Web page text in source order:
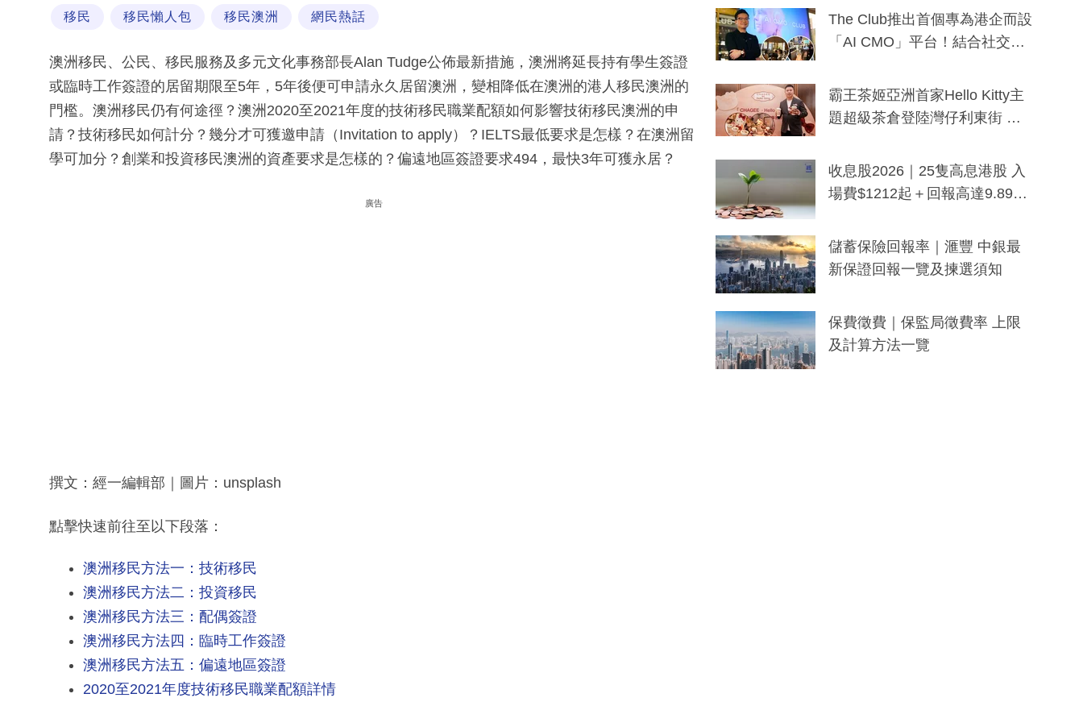
移民 移民懶人包 移民澳洲 網民熱話
澳洲移民、公民、移民服務及多元文化事務部長Alan Tudge公佈最新措施，澳洲將延長持有學生簽證
或臨時工作簽證的居留期限至5年，5年後便可申請永久居留澳洲，變相降低在澳洲的港人移民澳洲的
門檻。澳洲移民仍有何途徑？澳洲2020至2021年度的技術移民職業配額如何影響技術移民澳洲的申
請？技術移民如何計分？幾分才可獲邀申請（Invitation to apply）？IELTS最低要求是怎樣？在澳洲留
學可加分？創業和投資移民澳洲的資產要求是怎樣的？偏遠地區簽證要求494，最快3年可獲永居？
廣告
撰文：經一編輯部｜圖片：unsplash
點擊快速前往至以下段落：
澳洲移民方法一：技術移民
澳洲移民方法二：投資移民
澳洲移民方法三：配偶簽證
澳洲移民方法四：臨時工作簽證
澳洲移民方法五：偏遠地區簽證
2020至2021年度技術移民職業配額詳情
The Club推出首個專為港企而設
「AI CMO」平台！結合社交聆
分鐘生成「貼地」宣傳短片
霸王茶姬亞洲首家Hello Kitty主
題超級茶倉登陸灣仔利東街 推
y及香港限定特調系列
收息股2026｜25隻高息港股 入
場費$1212起＋回報高達9.89
儲蓄保險回報率｜滙豐 中銀最
新保證回報一覽及揀選須知
保費徵費｜保監局徵費率 上限
及計算方法一覽